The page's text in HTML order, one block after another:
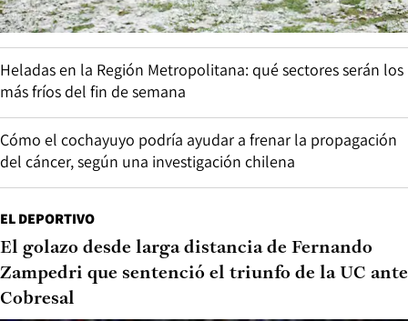
Heladas en la Región Metropolitana: qué sectores serán los
más fríos del fin de semana
Cómo el cochayuyo podría ayudar a frenar la propagación
del cáncer, según una investigación chilena
EL DEPORTIVO
El golazo desde larga distancia de Fernando
Zampedri que sentenció el triunfo de la UC ante
Cobresal